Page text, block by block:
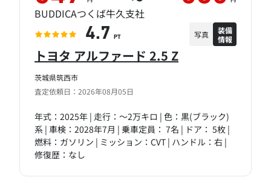
茨城県筑西市
査定依頼日：2026年08月05日
トヨタ アルファード 2.5 Z
年式：2025年 | 走行：～2万キロ | 色：黒(ブラック)
系 | 車検：2028年7月 | 乗車定員： 7名 | ドア： 5枚 |
燃料：ガソリン | ミッション：CVT | ハンドル：右 |
修復歴：なし
BUDDICAつくば牛久支社
4.7 PT 写真
装備
情報